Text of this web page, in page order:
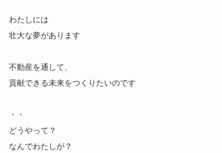
わたしには
壮大な夢があります
不動産を通して、
貢献できる未来をつくりたいのです
・・
どうやって？
なんでわたしが？